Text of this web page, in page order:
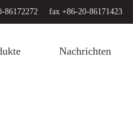
86172272 fax +86-20-86171423
Nachrichten